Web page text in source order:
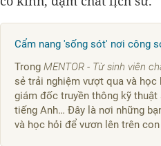
Cẩm nang 'sống sót' nơi công
Trong MENTOR - Từ sinh viên
sẻ trải nghiệm vượt qua và
giám đốc truyền thông kỹ thuật
tiếng Anh… Đây là nơi những
và học hỏi để vươn lên trên